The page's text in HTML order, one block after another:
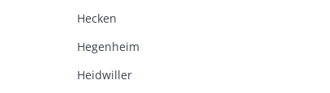
Hecken
Hegenheim
Heidwiller